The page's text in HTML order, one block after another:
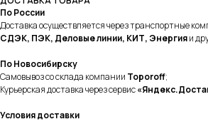
По России
Доставка осуществляется через транспортные
СДЭК, ПЭК, Деловые линии, КИТ, Энергияи
По Новосибирску
Самовывоз со склада компании Toporoff;
Курьерская доставка через сервис
Условия доставки